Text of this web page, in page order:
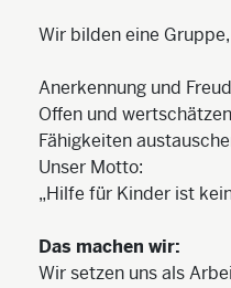
Wir bilden eine
Anerkennung und
Offen und
Fähigkeiten
Unser Motto:
„Hilfe für Kinder ist
Das machen wir:
Wir setzen uns als